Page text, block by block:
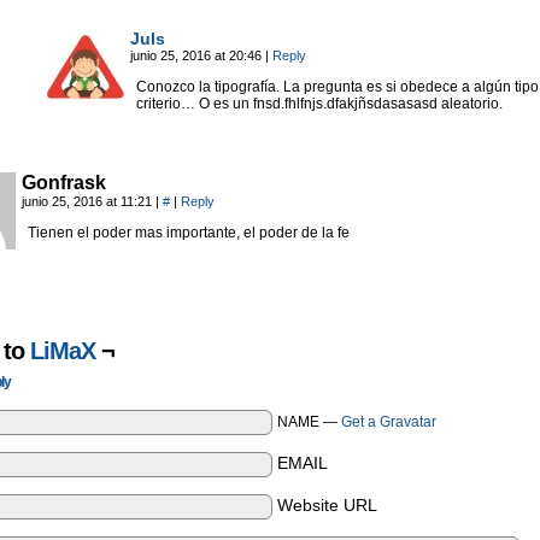
Juls
junio 25, 2016 at 20:46 | Reply
Conozco la tipografía. La pregunta es si obedece a algún
criterio… O es un fnsd.fhlfnjs.dfakjñsdasasasd aleatorio.
Gonfrask
junio 25, 2016 at 11:21 | # | Reply
Tienen el poder mas importante, el poder de la fe
to LiMaX¬
NAME — Get a Gravatar
EMAIL
Website URL